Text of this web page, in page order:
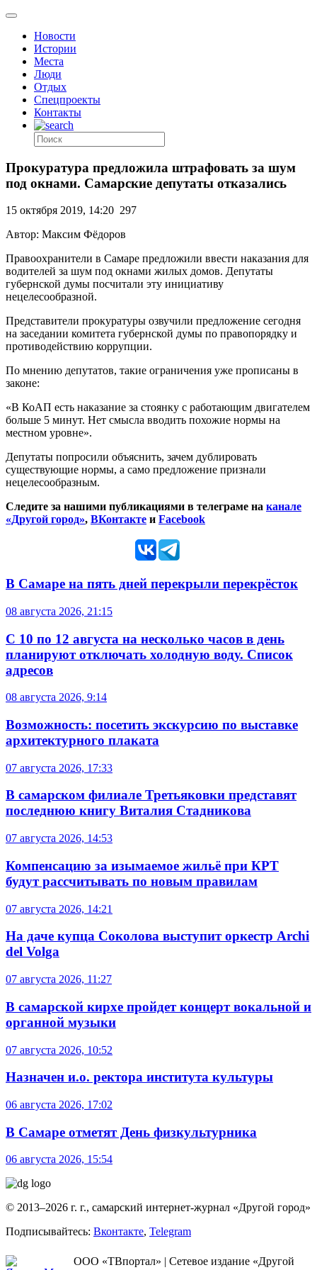
Новости
Истории
Места
Люди
Отдых
Спецпроекты
Контакты
Прокуратура предложила штрафовать за шум
под окнами. Самарские депутаты отказались
15 октября 2019, 14:20 297
Автор: Максим Фёдоров
Правоохранители в Самаре предложили ввести наказания для
водителей за шум под окнами жилых домов. Депутаты
губернской думы посчитали эту инициативу
нецелесообразной.
Представители прокуратуры озвучили предложение сегодня
на заседании комитета губернской думы по правопорядку и
противодействию коррупции.
По мнению депутатов, такие ограничения уже прописаны в
законе:
«В КоАП есть наказание за стоянку с работающим двигателем
больше 5 минут. Нет смысла вводить похожие нормы на
местном уровне».
Депутаты попросили объяснить, зачем дублировать
существующие нормы, а само предложение признали
нецелесообразным.
Следите за нашими публикациями в телеграме на канале
«Другой город», ВКонтакте и Facebook
В Самаре на пять дней перекрыли перекрёсток
08 августа 2026, 21:15
С 10 по 12 августа на несколько часов в день
планируют отключать холодную воду. Список
адресов
08 августа 2026, 9:14
Возможность: посетить экскурсию по выставке
архитектурного плаката
07 августа 2026, 17:33
В самарском филиале Третьяковки представят
последнюю книгу Виталия Стадникова
07 августа 2026, 14:53
Компенсацию за изымаемое жильё при КРТ
будут рассчитывать по новым правилам
07 августа 2026, 14:21
На даче купца Соколова выступит оркестр Archi
del Volga
07 августа 2026, 11:27
В самарской кирхе пройдет концерт вокальной и
органной музыки
07 августа 2026, 10:52
Назначен и.о. ректора института культуры
06 августа 2026, 17:02
В Самаре отметят День физкультурника
06 августа 2026, 15:54
© 2013–2026 г. г., самарский интернет-журнал «Другой город»
Подписывайтесь: Вконтакте, Telegram
ООО «ТВпортал» | Сетевое издание «Другой